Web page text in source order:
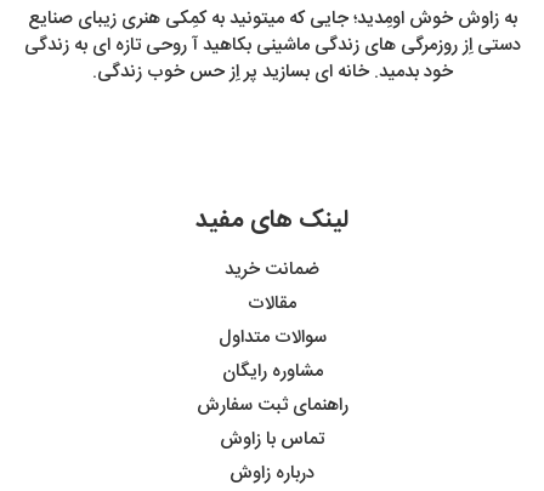
به زاوش خوش اومِدید؛ جایی که میتونید به کمِکی هنری زیبای صنایع
دستی اِز روزمرگی های زندگی ماشینی بکاهید آ روحی تازه ای به زندگی
خود بدمید. خانه ای بسازید پر اِز حس خوب زندگی.
لینک های مفید
ضمانت خرید
مقالات
سوالات متداول
مشاوره رایگان
راهنمای ثبت سفارش
تماس با زاوش
درباره زاوش